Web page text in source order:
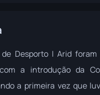
Desporto | Arid foram
a introdução da
a primeira vez que